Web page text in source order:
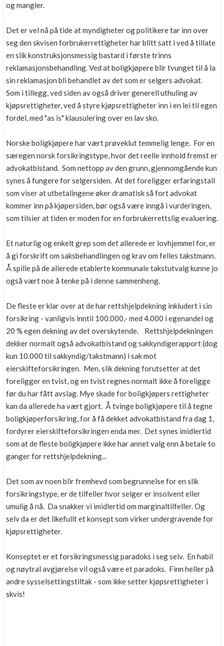
og mangler.
Det er vel nå på tide at myndigheter og politikere tar inn over
seg den skvisen forbrukerrettigheter har blitt satt i ved å tillate
en slik konstruksjonsmessig bastard i første trinns
reklamasjonsbehandling. Ved at boligkjøpere blir tvunget til å la
sin reklamasjon bli behandlet av det som er selgers advokat.
Som i tillegg, ved siden av også driver generell uthuling av
kjøpsrettigheter, ved å styre kjøpsrettigheter inn i en lei til egen
fordel, med "as is" klausulering over en lav sko.
Norske boligkjøpere har vært prøveklut temmelig lenge. For en
særegen norsk forsikringstype, hvor det reelle innhold fremst er
advokatbistand. Som nettopp av den grunn, gjennomgående kun
synes å fungere for selgersiden. At det foreligger erfaringstall
som viser at utbetalingene øker dramatisk så fort advokat
kommer inn på kjøpersiden, bør også være inngå i vurderingen,
som tilsier at tiden er moden for en forbrukerrettslig evaluering.
Et naturlig og enkelt grep som det allerede er lovhjemmel for, er
å gi forskrift om saksbehandlingen og krav om felles takstmann.
Å spille på de allerede etablerte kommunale takstutvalg kunne jo
også vært noe å tenke på i denne sammenheng.
De fleste er klar over at de har rettshjelpdekning inkludert i sin
forsikring - vanligvis inntil 100.000,- med 4.000 i egenandel og
20 % egen dekning av det overskytende. Rettshjelpdekningen
dekker normalt også advokatbistand og sakkyndigerapport (dog
kun 10.000 til sakkyndig/takstmann) i sak mot
eierskifteforsikringen. Men, slik dekning forutsetter at det
foreligger en tvist, og en tvist regnes normalt ikke å foreligge
før du har fått avslag. Mye skade for boligkjøpers rettigheter
kan da allerede ha vært gjort. Å tvinge boligkjøpere til å tegne
boligkjøperforsikring, for å få dekket advokatbistand fra dag 1,
fordyrer eierskifteforsikringen enda mer. Det synes imidlertid
som at de fleste boligkjøpere ikke har annet valg enn å betale to
ganger for rettshjelpdekning...
Det som av noen blir fremhevd som begrunnelse for en slik
forsikringstype, er de tilfeller hvor selger er insolvent eller
umulig å nå. Da snakker vi imidlertid om marginaltilfeller. Og
selv da er det likefullt et konsept som virker undergravende for
kjøpsrettigheter.
Konseptet er et forsikringsmessig paradoks i seg selv. En habil
og nøytral avgjørelse vil også være et paradoks. Finn heller på
andre sysselsettingstiltak - som ikke setter kjøpsrettigheter i
skvis!